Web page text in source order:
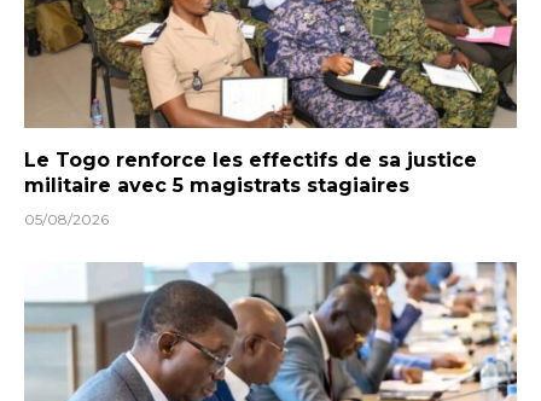
Le Togo renforce les effectifs de sa justice
militaire avec 5 magistrats stagiaires
05/08/2026